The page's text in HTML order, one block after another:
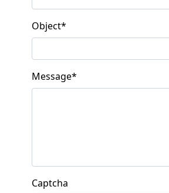
Object*
Message*
Captcha